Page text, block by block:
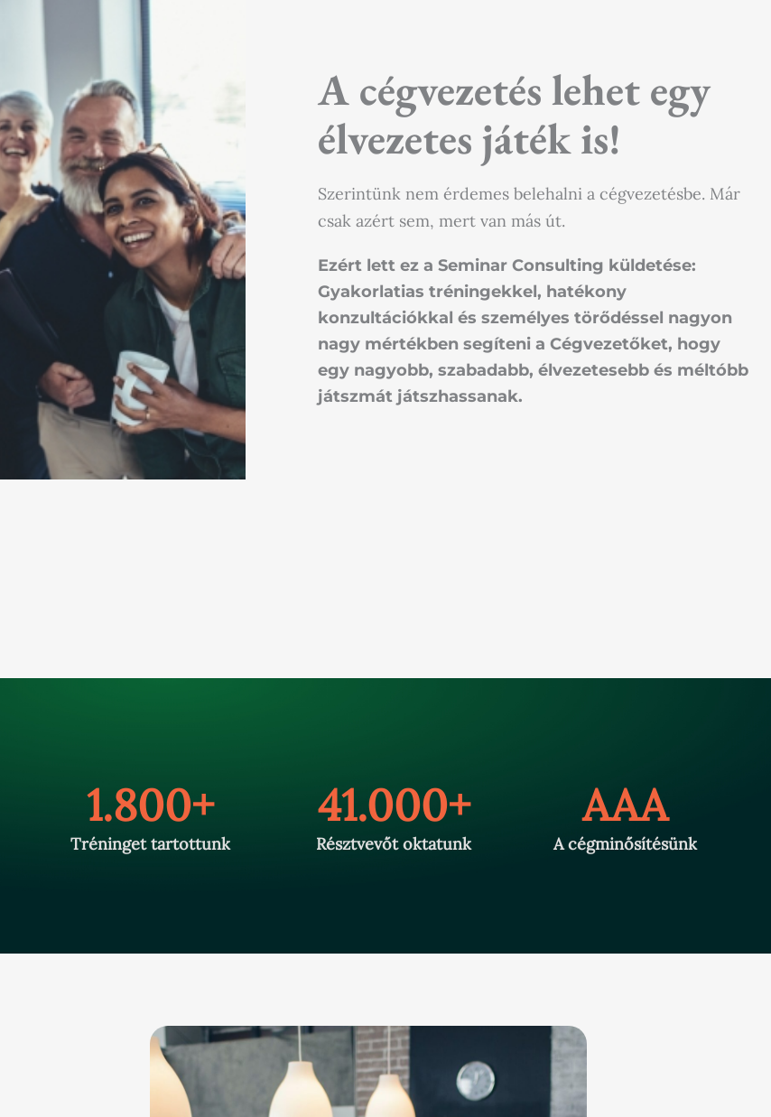
A cégvezetés lehet egy
élvezetes játék is!
Szerintünk nem érdemes belehalni a cégvezetésbe. Már
csak azért sem, mert van más út.
Ezért lett ez a Seminar Consulting küldetése:
Gyakorlatias tréningekkel, hatékony
konzultációkkal és személyes törődéssel nagyon
nagy mértékben segíteni a Cégvezetőket, hogy
egy nagyobb, szabadabb, élvezetesebb és méltóbb
játszmát játszhassanak.
1.800+
Tréninget tartottunk
41.000+
Résztvevőt oktatunk
AAA
A cégminősítésünk